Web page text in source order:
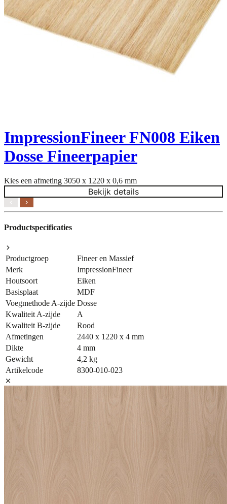
ImpressionFineer FN008 Eiken
Dosse Fineerpapier
Kies een afmeting 3050 x 1220 x 0,6 mm
Bekijk details
Productspecificaties
Productgroep
Fineer en Massief
Merk
ImpressionFineer
Houtsoort
Eiken
Basisplaat
MDF
Voegmethode A-zijde Dosse
Kwaliteit A-zijde
A
Kwaliteit B-zijde
Rood
Afmetingen
2440 x 1220 x 4 mm
Dikte
4 mm
Gewicht
4,2 kg
Artikelcode
8300-010-023